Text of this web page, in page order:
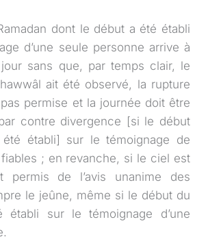
dont le début a été établi
d’une seule personne arrive à
sans que, par temps clair, le
ait été observé, la rupture
permise et la journée doit être
contre divergence [si le début
établi] sur le témoignage de
; en revanche, si le ciel est
permis de l’avis unanime des
le jeûne, même si le début du
établi sur le témoignage d’une